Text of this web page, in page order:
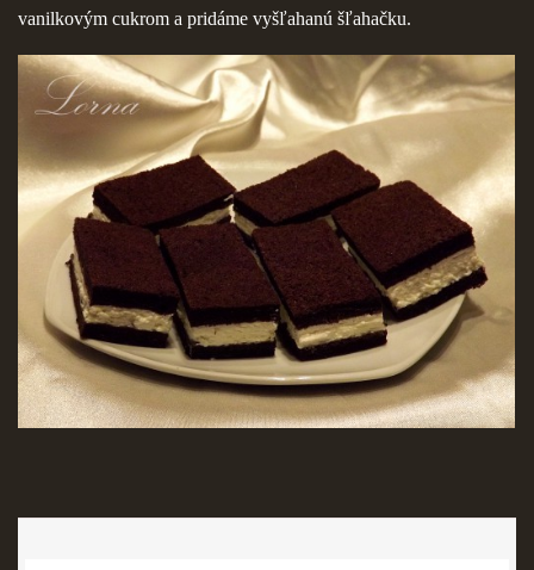
Torty od Lorny
Prievidza
0911494673
tortyodlorny@gmail.com
© 2026 eStránky.sk |RSS|Aktualizované 4. 11. 2025|Hore ↑
vanilkovým cukrom a pridáme vyšľahanú šľahačku.